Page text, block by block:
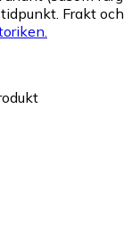
Frakt och